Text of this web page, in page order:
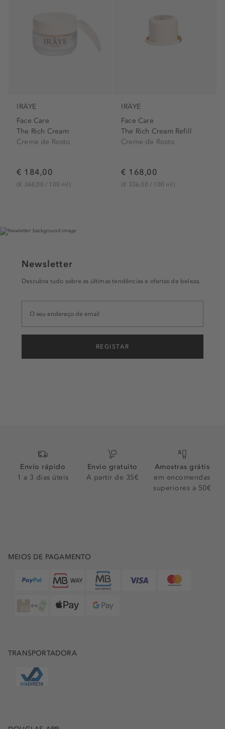
IRÄYE
Face Care
The Rich Cream
Creme de Rosto
€ 184,00
(€ 368,00 / 100 ml)
IRÄYE
Face Care
The Rich Cream Refill
Creme de Rosto
€ 168,00
(€ 336,00 / 100 ml)
Newsletter
Descubra tudo sobre as últimas tendências e ofertas de beleza.
REGISTAR
Envio rápido
1 a 3 dias úteis
Envio gratuito
A partir de 35€
Amostras grátis
em encomendas
superiores a 50€
MEIOS DE PAGAMENTO
TRANSPORTADORA